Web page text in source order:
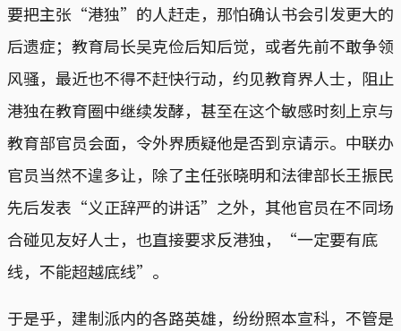
要把主张“港独”的人赶走，那怕确认书会引发更大的
后遗症；教育局长吴克俭后知后觉，或者先前不敢争领
风骚，最近也不得不赶快行动，约见教育界人士，阻止
港独在教育圈中继续发酵，甚至在这个敏感时刻上京与
教育部官员会面，令外界质疑他是否到京请示。中联办
官员当然不遑多让，除了主任张晓明和法律部长王振民
先后发表“义正辞严的讲话”之外，其他官员在不同场
合碰见友好人士，也直接要求反港独，“一定要有底
线，不能超越底线”。
于是乎，建制派内的各路英雄，纷纷照本宣科，不管是